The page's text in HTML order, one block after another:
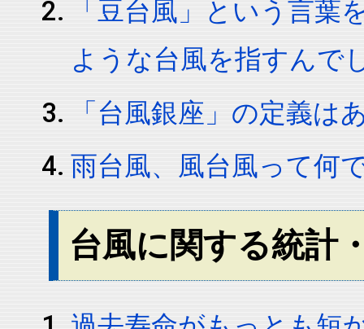
「豆台風」という言
ような台風を指すんで
「台風銀座」の定義は
雨台風、風台風って何
台風に関する統計